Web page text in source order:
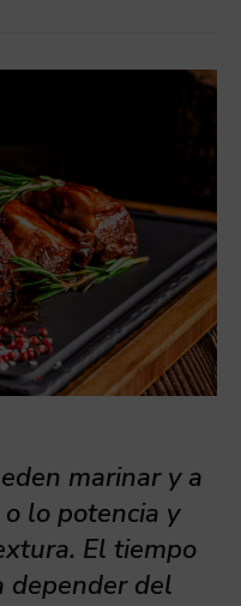
marinar y a
lo potencia y
El tiempo
depender del